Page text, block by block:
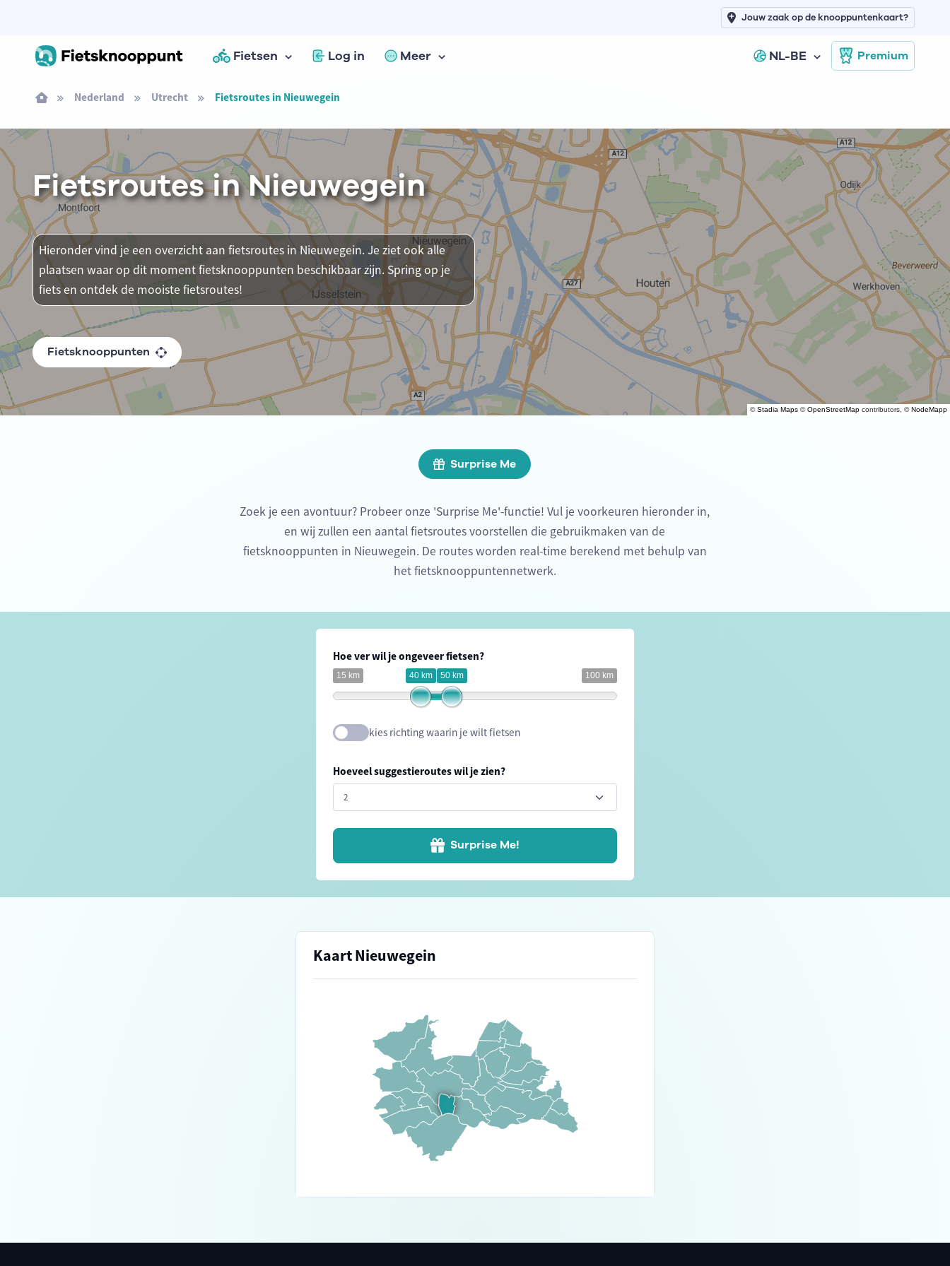
Fietsen Log in Meer NL-BE Premium
Jouw zaak op de knooppuntenkaart?
Nederland Utrecht Fietsroutes in Nieuwegein
©Stadia Maps ©OpenStreetMap contributors, ©NodeMapp
Fietsroutes in Nieuwegein
Hieronder vind je een overzicht aan fietsroutes in Nieuwegein. Je ziet ook alle
plaatsen waar op dit moment fietsknooppunten beschikbaar zijn. Spring op je
fiets en ontdek de mooiste fietsroutes!
Fietsknooppunten
Surprise Me
Zoek je een avontuur? Probeer onze 'Surprise Me'-functie! Vul je voorkeuren hieronder in,
en wij zullen een aantal fietsroutes voorstellen die gebruikmaken van de
fietsknooppunten in Nieuwegein. De routes worden real-time berekend met behulp van
het fietsknooppuntennetwerk.
Hoe ver wil je ongeveer fietsen?
15 km 100 km
40 km 50 km
kies richting waarin je wilt fietsen
Hoeveel suggestieroutes wil je zien?
Surprise Me!
Kaart Nieuwegein